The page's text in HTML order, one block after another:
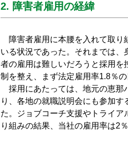
2. 障害者雇用の経緯
障害者雇用に本腰を入れて取り
いる状況であった。それまでは
者の雇用は難しいだろうと採用
制を整え、まず法定雇用率1.8％
採用にあたっては、地元の恵那
り、各地の就職説明会にも参加
た。ジョブコーチ支援やトライ
り組みの結果、当社の雇用率は2％